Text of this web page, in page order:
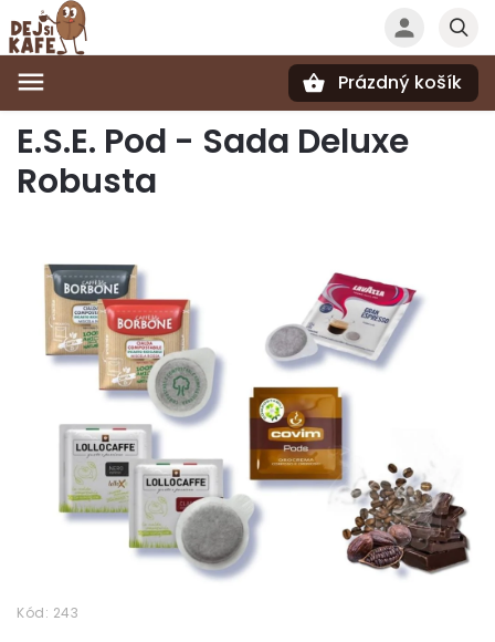
Prázdný košík
E.S.E. Pod - Sada Deluxe
Robusta
Kód: 243